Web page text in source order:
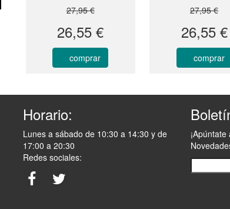
27,95 €
26,55 €
comprar
27,95 €
26,55 €
comprar
Horario:
Lunes a sábado de 10:30 a 14:30 y de
17:00 a 20:30
Redes sociales: